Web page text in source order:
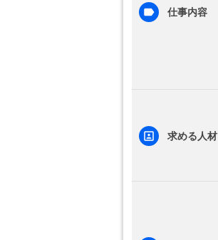
仕事内容
求める人材